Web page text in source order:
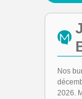
Nos
2026.